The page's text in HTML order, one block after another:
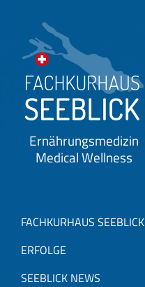
Ernährungsmedizin
Medical Wellness
FACHKURHAUS SEEBLICK
ERFOLGE
SEEBLICK NEWS